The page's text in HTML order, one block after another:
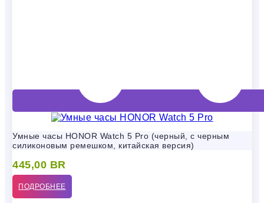
Умные часы HONOR Watch 5 Pro (черный, с черным
силиконовым ремешком, китайская версия)
445,00 BR
ПОДРОБНЕЕ